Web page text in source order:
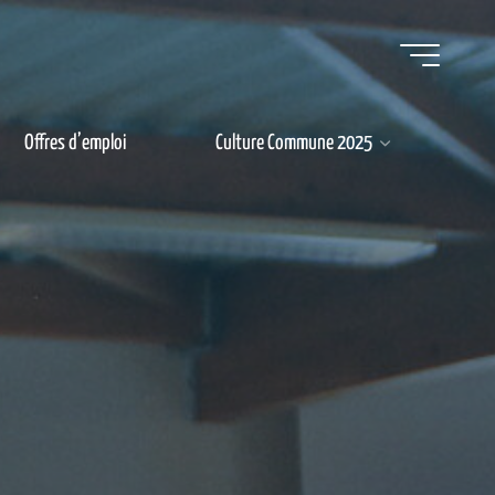
Offres d’emploi Culture Commune 2025